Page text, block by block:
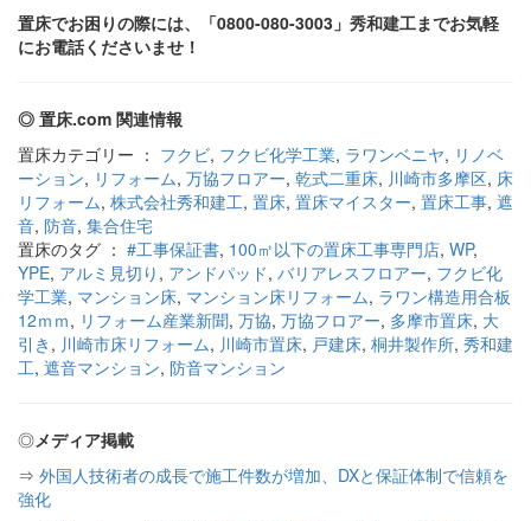
置床でお困りの際には、「0800-080-3003」秀和建工までお気軽
にお電話くださいませ！
◎ 置床.com 関連情報
置床カテゴリー ： フクビ, フクビ化学工業, ラワンベニヤ, リノベ
ーション, リフォーム, 万協フロアー, 乾式二重床, 川崎市多摩区, 床
リフォーム, 株式会社秀和建工, 置床, 置床マイスター, 置床工事, 遮
音, 防音, 集合住宅
置床のタグ ： #工事保証書, 100㎡以下の置床工事専門店, WP,
YPE, アルミ見切り , アンドパッド, バリアレスフロアー, フクビ化
学工業, マンション床, マンション床リフォーム, ラワン構造用合板
12ｍｍ, リフォーム産業新聞, 万協, 万協フロアー, 多摩市置床, 大
引き , 川崎市床リフォーム, 川崎市置床, 戸建床, 桐井製作所, 秀和建
工, 遮音マンション, 防音マンション
◎メディア掲載
⇒ 外国人技術者の成長で施工件数が増加、DXと保証体制で信頼を
強化